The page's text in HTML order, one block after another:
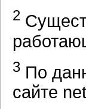
2
3 По
сайте